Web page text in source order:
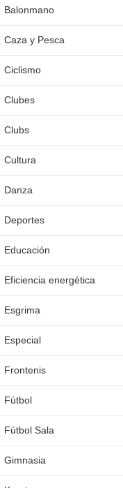
Balonmano
Caza y Pesca
Ciclismo
Clubes
Clubs
Cultura
Danza
Deportes
Educación
Eficiencia energética
Esgrima
Especial
Frontenis
Fútbol
Fútbol Sala
Gimnasia